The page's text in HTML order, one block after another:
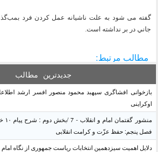
گفته می شود به علت ناشيانه عمل كردن فرد
جاني در بر نداشته است.
مطالب مرتبط:
جدیدترین مطالب
بازخوانی افشاگری سپهبد محمود منصور افسر ارشد
اوکراینی
فصل پنجم: حفظ عزّت و کرامت انقلابی
دلایل اهمیت سیزدهمین انتخابات ریاست جمهوری از نگاه امام